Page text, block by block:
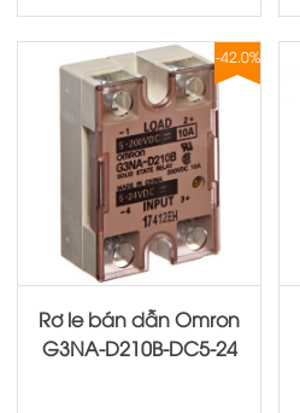
-42.0%
Rơ le bán dẫn Omron
G3NA‐D210B‐DC5‐24